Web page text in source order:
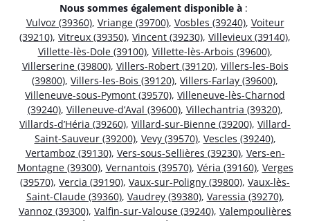
Nous sommes également disponible à :
Vulvoz (39360), Vriange (39700), Vosbles (39240), Voiteur
(39210), Vitreux (39350), Vincent (39230), Villevieux (39140),
Villette-lès-Dole (39100), Villette-lès-Arbois (39600),
Villerserine (39800), Villers-Robert (39120), Villers-les-Bois
(39800), Villers-les-Bois (39120), Villers-Farlay (39600),
Villeneuve-sous-Pymont (39570), Villeneuve-lès-Charnod
(39240), Villeneuve-d’Aval (39600), Villechantria (39320),
Villards-d’Héria (39260), Villard-sur-Bienne (39200), Villard-
Saint-Sauveur (39200), Vevy (39570), Vescles (39240),
Vertamboz (39130), Vers-sous-Sellières (39230), Vers-en-
Montagne (39300), Vernantois (39570), Véria (39160), Verges
(39570), Vercia (39190), Vaux-sur-Poligny (39800), Vaux-lès-
Saint-Claude (39360), Vaudrey (39380), Varessia (39270),
Vannoz (39300), Valfin-sur-Valouse (39240), Valempoulières